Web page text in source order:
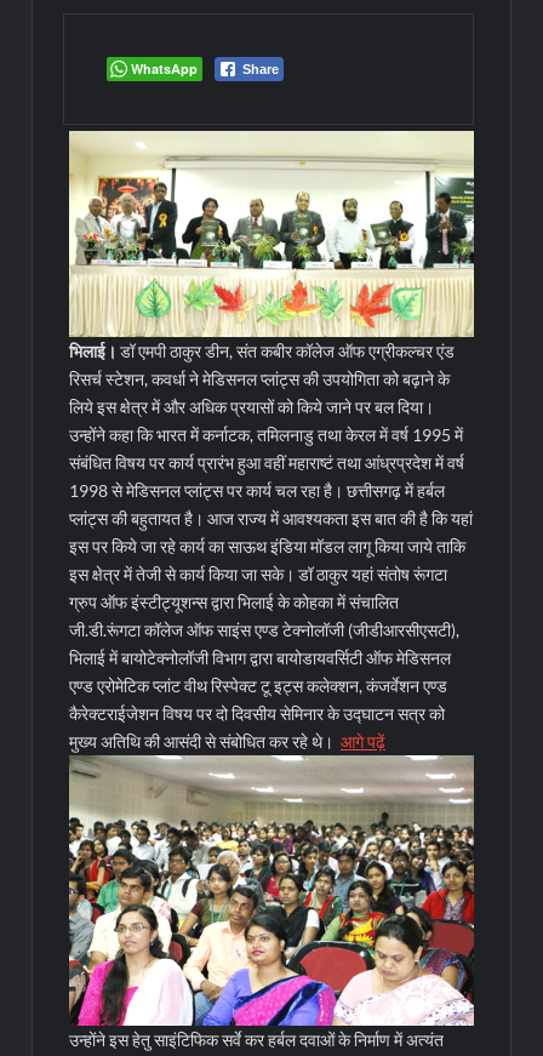
WhatsApp Share
भिलाई। डॉ एमपी ठाकुर डीन, संत कबीर कॉलेज ऑफ एग्रीकल्चर एंड
रिसर्च स्टेशन, कवर्धा ने मेडिसनल प्लांट्स की उपयोगिता को बढ़ाने के
लिये इस क्षेत्र में और अधिक प्रयासों को किये जाने पर बल दिया।
उन्होंने कहा कि भारत में कर्नाटक, तमिलनाडु तथा केरल में वर्ष 1995 में
संबंधित विषय पर कार्य प्रारंभ हुआ वहीं महाराष्टं तथा आंध्रप्रदेश में वर्ष
1998 से मेडिसनल प्लांट्स पर कार्य चल रहा है। छत्तीसगढ़ में हर्बल
प्लांट्स की बहुतायत है। आज राज्य में आवश्यकता इस बात की है कि यहां
इस पर किये जा रहे कार्य का साऊथ इंडिया मॉडल लागू किया जाये ताकि
इस क्षेत्र में तेजी से कार्य किया जा सके। डॉ ठाकुर यहां संतोष रूंगटा
ग्रुप ऑफ इंस्टीट्यूशन्स द्वारा भिलाई के कोहका में संचालित
जी.डी.रूंगटा कॉलेज ऑफ साइंस एण्ड टेक्नोलॉजी (जीडीआरसीएसटी),
भिलाई में बायोटेक्नोलॉजी विभाग द्वारा बायोडायवर्सिटी ऑफ मेडिसनल
एण्ड एरोमेटिक प्लांट वीथ रिस्पेक्ट टू इट्स कलेक्शन, कंजर्वेशन एण्ड
कैरेक्टराईजेशन विषय पर दो दिवसीय सेमिनार के उद्घाटन सत्र को
मुख्य अतिथि की आसंदी से संबोधित कर रहे थे।आगे पढ़ें
उन्होंने इस हेतु साइंटिफिक सर्वे कर हर्बल दवाओं के निर्माण में अत्यंत